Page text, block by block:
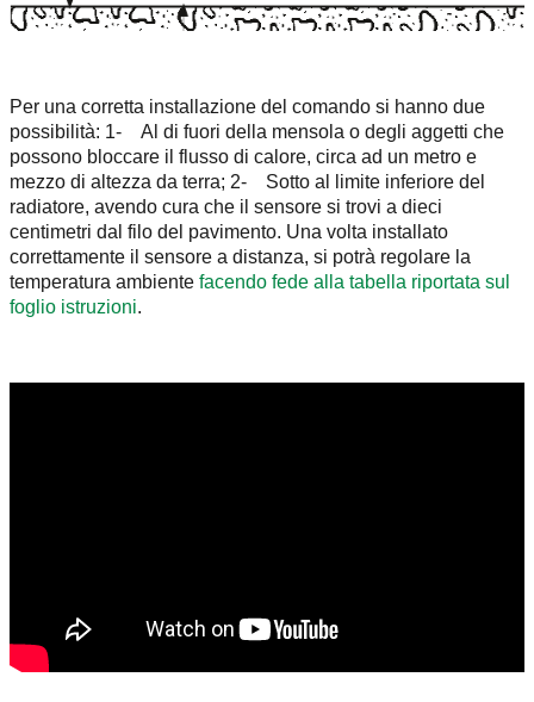
Per una corretta installazione del comando si hanno due
possibilità: 1- Al di fuori della mensola o degli aggetti che
possono bloccare il flusso di calore, circa ad un metro e
mezzo di altezza da terra; 2- Sotto al limite inferiore del
radiatore, avendo cura che il sensore si trovi a dieci
centimetri dal filo del pavimento. Una volta installato
correttamente il sensore a distanza, si potrà regolare la
temperatura ambiente facendo fede alla tabella riportata sul
foglio istruzioni.